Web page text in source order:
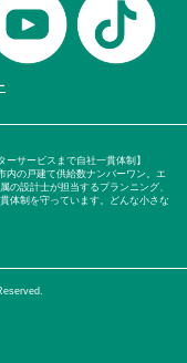
サービスまで自社一貫体制】
内の戸建て供給数ナンバーワン。エ
の設計士が担当するプランニング、
体制を守っています。どんな小さな